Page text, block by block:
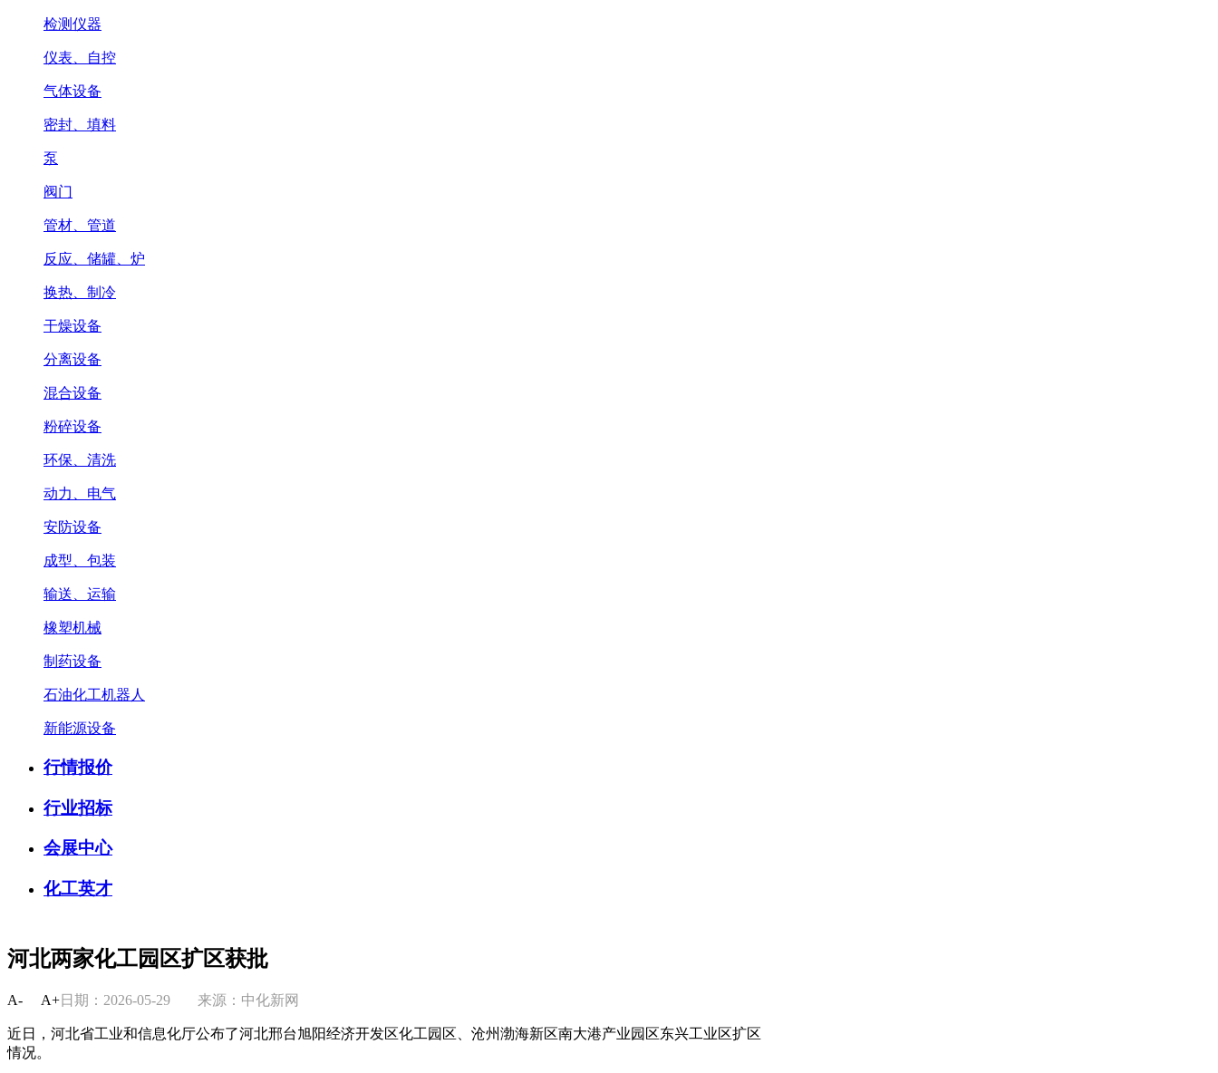
检测仪器
仪表、自控
气体设备
密封、填料
泵
阀门
管材、管道
反应、储罐、炉
换热、制冷
干燥设备
分离设备
混合设备
粉碎设备
环保、清洗
动力、电气
安防设备
成型、包装
输送、运输
橡塑机械
制药设备
石油化工机器人
新能源设备
行情报价
行业招标
会展中心
化工英才
河北两家化工园区扩区获批
A- A+日期：2026-05-29 来源：中化新网
近日，河北省工业和信息化厅公布了河北邢台旭阳经济开发区化工园区、沧州渤海新区南大港产业园区东兴工业区扩区
情况。